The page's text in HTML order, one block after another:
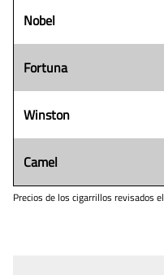
Nobel
Fortuna
Winston
Camel
Precios de los cigarrillos revisados el